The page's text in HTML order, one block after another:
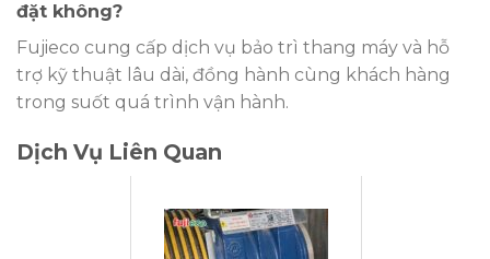
đặt không?
Fujieco cung cấp dịch vụ bảo trì thang máy và hỗ
trợ kỹ thuật lâu dài, đồng hành cùng khách hàng
trong suốt quá trình vận hành.
Dịch Vụ Liên Quan